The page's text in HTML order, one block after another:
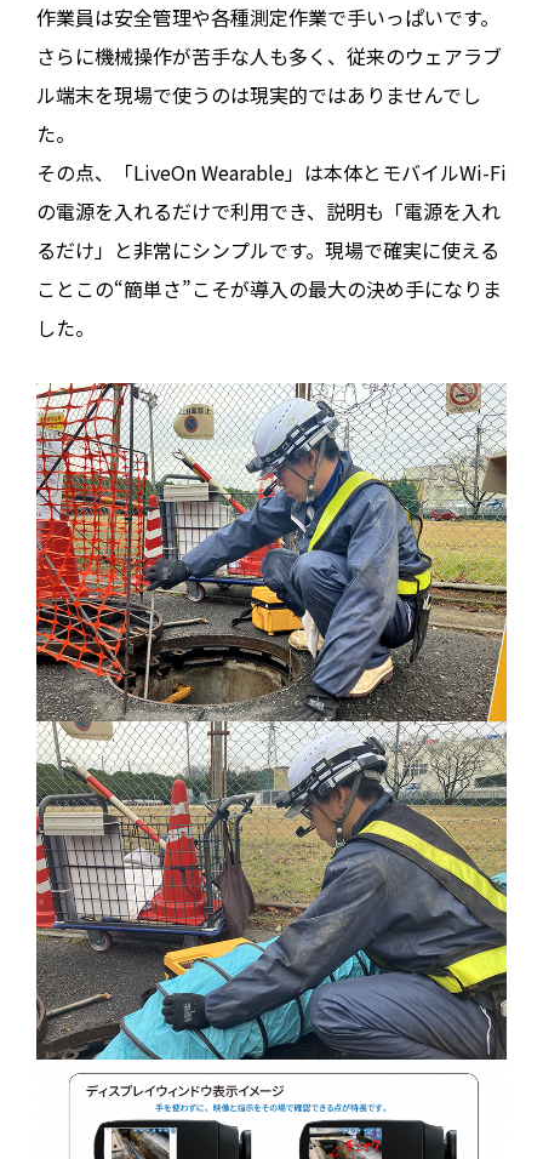
作業員は安全管理や各種測定作業で手いっぱいです。
さらに機械操作が苦手な人も多く、従来のウェアラブ
ル端末を現場で使うのは現実的ではありませんでし
た。
その点、「LiveOn Wearable」は本体とモバイルWi-Fi
の電源を入れるだけで利用でき、説明も「電源を入れ
るだけ」と非常にシンプルです。現場で確実に使える
こと――この“簡単さ”こそが導入の最大の決め手になりま
した。